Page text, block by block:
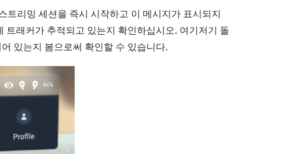
트리밍 세션을 즉시 시작하고 이 메시지가 표시되지
래커가 추적되고 있는지 확인하십시오. 여기저기 돌
있는지 봄으로써 확인할 수 있습니다.